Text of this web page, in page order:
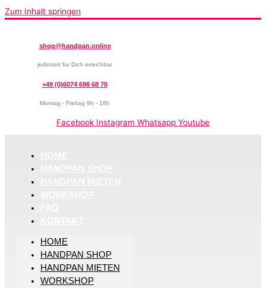
Zum Inhalt springen
shop@handpan.online
jederzeit für Dich erreichbar
+49 (0)6074 698 68 70
Montag - Freitag 9h - 18h
Facebook Instagram Whatsapp Youtube
HOME
HANDPAN SHOP
HANDPAN MIETEN
WORKSHOP